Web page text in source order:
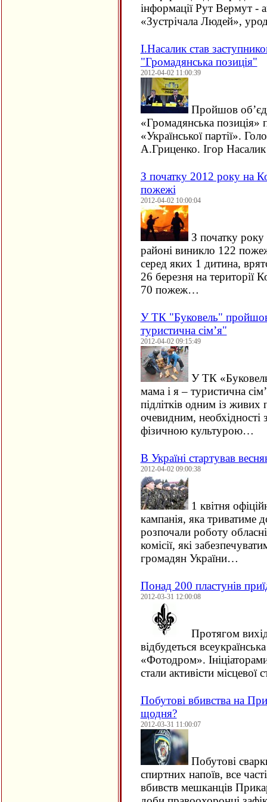
інформації Рут Вермут -
«Зустрічала Людей»,
І.Насалик став
"Громадянська позиція"
2012-04-02 11:00:39
Пройшов
«Громадянська позиція»
«Української партії».
А.Гриценко. Ігор
З початку 2012 року на
пожежі
2012-04-02 10:00:04
З початку
районі виникло 122
серед яких 1 дитина,
26 березня на
70 пожеж…
У ТК "Буковель"
туристична сім’я"
2012-04-02 09:15:49
У ТК
мама і я – туристична
підлітків одним із живих
очевидним, необхідності
фізичною культурою…
В Україні стартував
2012-04-02 09:00:38
1 квітня
кампанія, яка триватиме
розпочали роботу
комісії, які
громадян України…
Понад 200 пластунів
2012-03-31 12:00:08
Протягом
відбудеться
«Фотодром».
стали активісти
Побутові вбивства на
щодня?
2012-03-31 11:00:07
Побутові
спиртних напоїв, все
вбивств мешканців